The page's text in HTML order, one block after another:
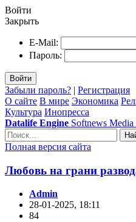
Войти
Закрыть
E-Mail:
Пароль:
Войти
Забыли пароль? | Регистрация
О сайте В мире Экономика
Культура Инопресса
Datalife Engine Softnews
Полная версия сайта
Любовь на грани
Admin
28-01-2025, 18:11
84